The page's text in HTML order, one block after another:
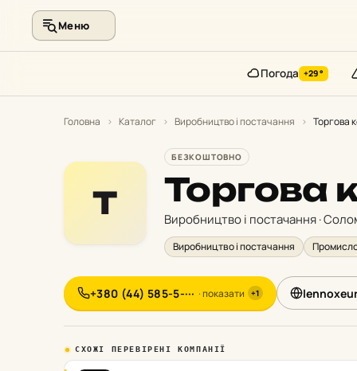
Меню
Погода +29°
Головна › Каталог › Виробництво і постачання › Торгова
Т
БЕЗКОШТОВНО
Торгова
Виробництво і постачання ·
Виробництво і постачання
+380 (44) 585-5-··· · показати +1
СХОЖІ ПЕРЕВІРЕНІ КОМПАНІЇ